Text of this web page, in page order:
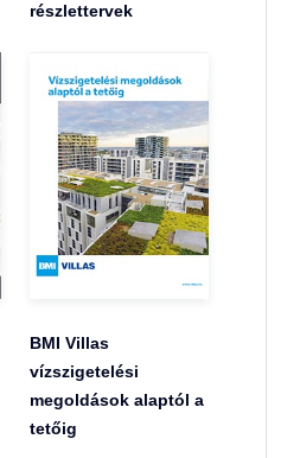
részlettervek
BMI Villas
vízszigetelési
megoldások alaptól a
tetőig